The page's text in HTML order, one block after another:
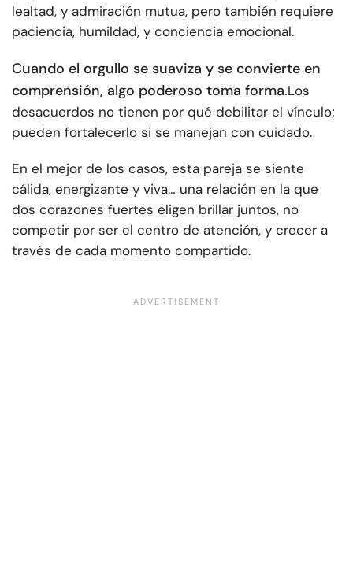
lealtad, y admiración mutua, pero también requiere
paciencia, humildad, y conciencia emocional.
Cuando el orgullo se suaviza y se convierte en
comprensión, algo poderoso toma forma.Los
desacuerdos no tienen por qué debilitar el vínculo;
pueden fortalecerlo si se manejan con cuidado.
En el mejor de los casos, esta pareja se siente
cálida, energizante y viva… una relación en la que
dos corazones fuertes eligen brillar juntos, no
competir por ser el centro de atención, y crecer a
través de cada momento compartido.